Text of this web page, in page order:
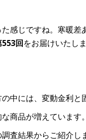
感じですね。寒暖
回をお届けいたし
中には、変動金利
商品が増えています。
査結果からご紹介し